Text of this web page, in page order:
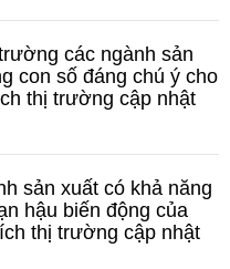
các ngành sản
con số đáng chú ý cho
thị trường cập nhật
sản xuất có khả năng
hậu biến động của
thị trường cập nhật